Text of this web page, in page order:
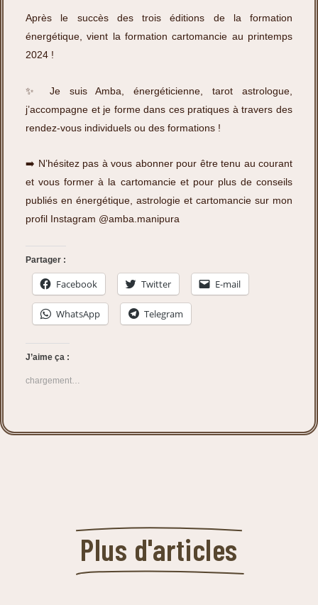
Après le succès des trois éditions de la formation
énergétique, vient la formation cartomancie au printemps
2024 !
✨ Je suis Amba, énergéticienne, tarot astrologue,
j’accompagne et je forme dans ces pratiques à travers des
rendez-vous individuels ou des formations !
➡️ N’hésitez pas à vous abonner pour être tenu au courant
et vous former à la cartomancie et pour plus de conseils
publiés en énergétique, astrologie et cartomancie sur mon
profil Instagram @amba.manipura
Partager :
Facebook Twitter E-mail
WhatsApp Telegram
J’aime ça :
chargement…
Plus d'articles